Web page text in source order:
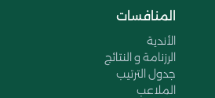
المنافسات
الأندية
الرزنامة و النتائج
جدول الترتيب
الملاعب